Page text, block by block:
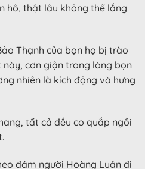
hô, thật lâu không thể lắng
Thạnh của bọn họ bị trào
này, cơn giận trong lòng bọn
nhiên là kích động và hưng
tất cả đều co quắp ngồi
đám người Hoàng Luân đi